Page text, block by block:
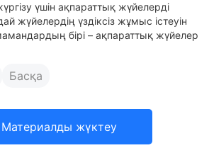
үшін ақпараттық жүйелерді
жүйелердің үздіксіз жұмыс істеуін
бірі – ақпараттық жүйелер
Басқа
Материалды жүктеу